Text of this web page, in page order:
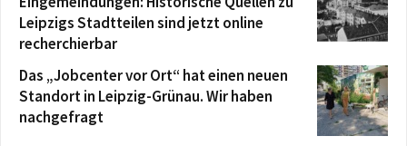
Leipzigs Stadtteilen sind jetzt online
recherchierbar
Das „Jobcenter vor Ort“ hat einen neuen
Standort in Leipzig-Grünau. Wir haben
nachgefragt